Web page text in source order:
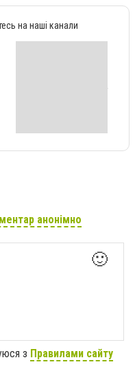
на наші канали
анонімно
🙂
з Правилами сайту